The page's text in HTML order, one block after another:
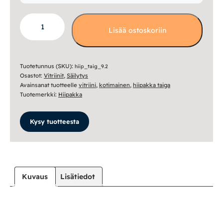
Taiga
vitriini
nro
määrä
Lisää ostoskoriin
Tuotetunnus (SKU): hiip_taig_9.2
Osastot: Vitriinit, Säilytys
Avainsanat tuotteelle vitriini, kotimainen, hiipakka taiga
Tuotemerkki: Hiipakka
Kysy tuotteesta
Kuvaus Lisätiedot